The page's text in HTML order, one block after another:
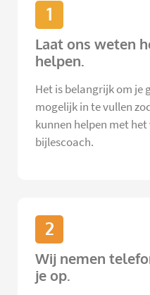
1
Laat ons weten
helpen.
Het is belangrijk om je
mogelijk in te vullen
kunnen helpen met het
bijlescoach.
2
Wij nemen
je op.